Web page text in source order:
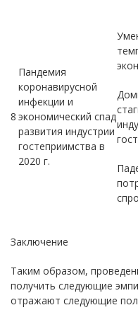
8
Пандемия
коронавирусной
инфекции и
экономический спад
развития индустрии
гостеприимства в
2020 г.
Заключение
Таким образом,
получить следующие
отражают следующие